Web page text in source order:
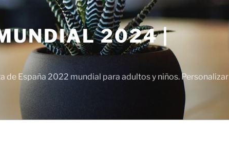
2024 |
España 2022 mundial para adultos y niños. Personalizar